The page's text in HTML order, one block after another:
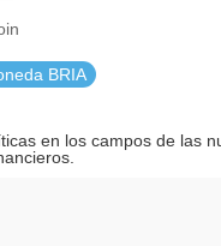
BRIA
en los campos de las